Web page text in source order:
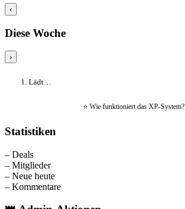
‹
Diese Woche
›
Lädt…
⭐ Wie funktioniert das XP-System?
Statistiken
– Deals
– Mitglieder
– Neue heute
– Kommentare